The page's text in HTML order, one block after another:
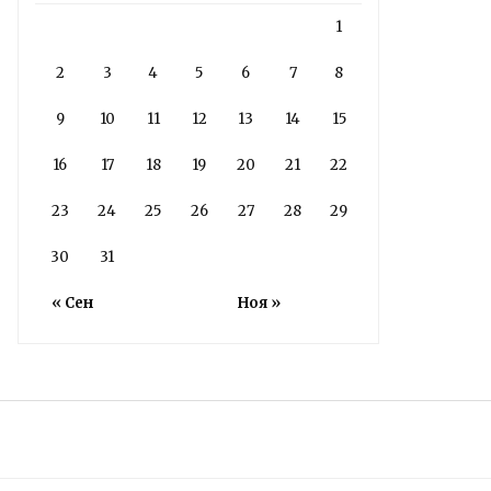
« Сен Ноя »
1
2 3 4 5 6 7 8
9 10 11 12 13 14 15
16 17 18 19 20 21 22
23 24 25 26 27 28 29
30 31